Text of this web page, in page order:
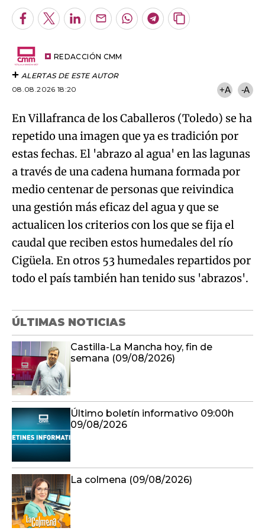
Facebook
TwitterLinkedInEnviarWhatsapp
Telegram
Copiar
REDACCIÓN CMM
ALERTAS DE ESTE AUTOR
08.08.2026 18:20
+A -A
En Villafranca de los Caballeros (Toledo) se ha
repetido una imagen que ya es tradición por
estas fechas. El 'abrazo al agua' en las lagunas
a través de una cadena humana formada por
medio centenar de personas que reivindica
una gestión más eficaz del agua y que se
actualicen los criterios con los que se fija el
caudal que reciben estos humedales del río
Cigüela. En otros 53 humedales repartidos por
todo el país también han tenido sus 'abrazos'.
ÚLTIMAS NOTICIAS
Castilla-La Mancha hoy, fin de
semana (09/08/2026)
Último boletín informativo 09:00h
09/08/2026
La colmena (09/08/2026)